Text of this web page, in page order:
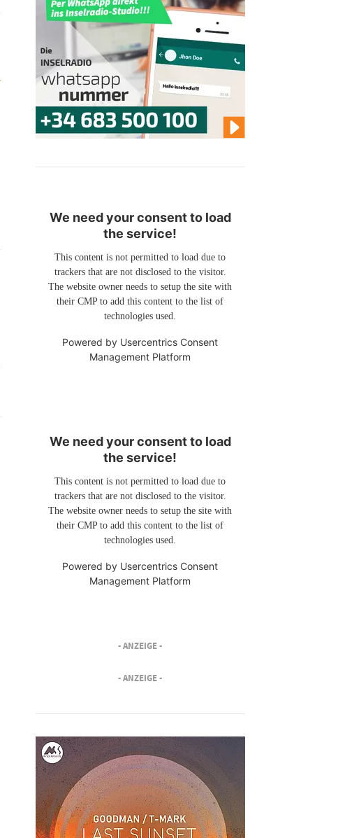
We need your consent to load
the service!
This content is not permitted to load due to
trackers that are not disclosed to the visitor.
The website owner needs to setup the site with
their CMP to add this content to the list of
technologies used.
Powered by Usercentrics Consent
Management Platform
We need your consent to load
the service!
This content is not permitted to load due to
trackers that are not disclosed to the visitor.
The website owner needs to setup the site with
their CMP to add this content to the list of
technologies used.
Powered by Usercentrics Consent
Management Platform
- ANZEIGE -
- ANZEIGE -